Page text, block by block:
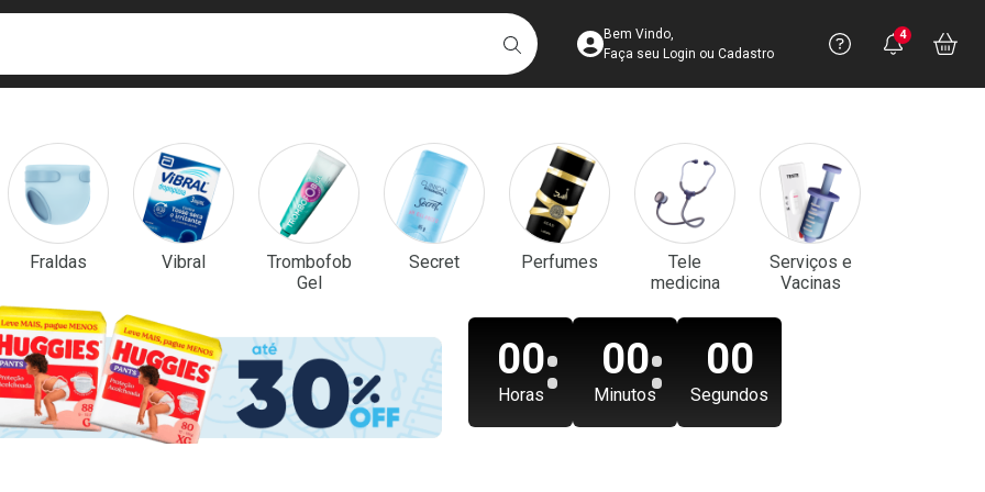
BUSCARAcesse sua Conta
Bem Vindo,
Faça seu Login ou Cadastro
Precisa de
Ver Recursos
Você
4
Destaque
Fraldas Vibral
Trombofob
Gel
Secret Perfumes
Tele
medicina
Serviços e
Vacinas
Horas
00
Minutos
00
Segundos
00